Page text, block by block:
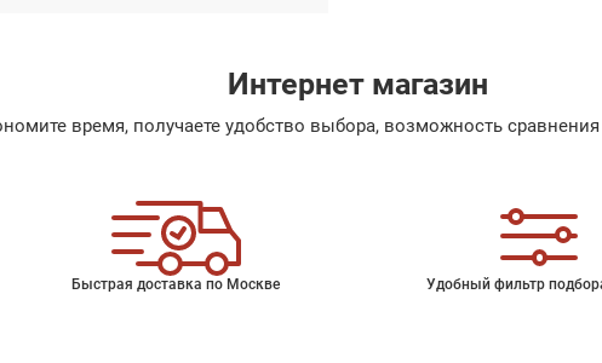
Интернет магазин
время, получаете удобство выбора, возможность
Быстрая доставка по Москве Удобный фильтр